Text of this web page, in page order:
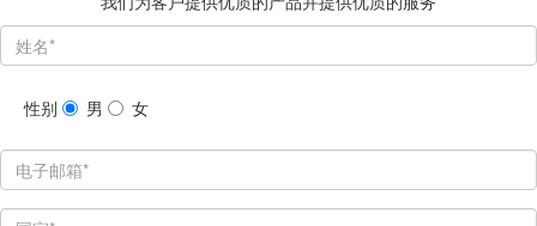
性别 男 女